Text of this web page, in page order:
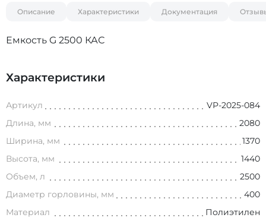
Описание Характеристики Документация
Емкость G 2500 КАС
Характеристики
Артикул
VP-2025-084
Длина, мм
2080
Ширина, мм
1370
Высота, мм
1440
Объем, л
2500
Диаметр горловины, мм
400
Материал
Полиэтилен